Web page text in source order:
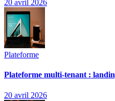
20 avril 2026
Plateforme
Plateforme multi-tenant :
20 avril 2026